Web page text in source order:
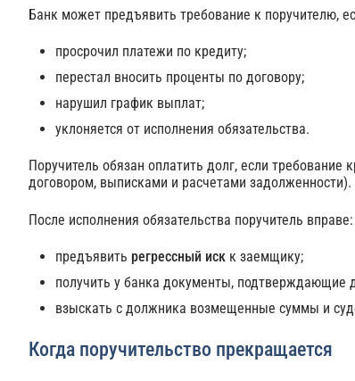
Банк может предъявить требование к поручителю,
просрочил платежи по кредиту;
перестал вносить проценты по договору;
нарушил график выплат;
уклоняется от исполнения обязательства.
Поручитель обязан оплатить долг, если
договором, выписками и расчетами задолженности).
После исполнения обязательства поручитель вправе:
предъявить регрессный иск к заемщику;
получить у банка документы, подтверждающие
взыскать с должника возмещенные суммы и
Когда поручительство прекращается